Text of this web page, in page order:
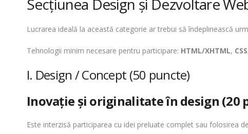
Secţiunea Design şi Dezvoltare
Lucrarea ideală la această categorie ar trebui să îndeplinească
Tehnologii minim necesare pentru participare: HTML/XHTML, CSS
I. Design / Concept (50 puncte)
Inovaţie şi originalitate în design (20
Este interzisă participarea cu idei preluate complet sau folosirea